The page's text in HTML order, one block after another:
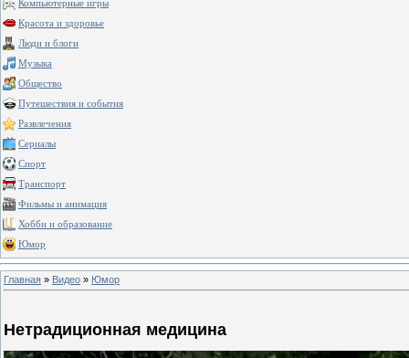
Компьютерные игры
Красота и здоровье
Люди и блоги
Музыка
Общество
Путешествия и события
Развлечения
Сериалы
Спорт
Транспорт
Фильмы и анимация
Хобби и образование
Юмор
Главная » Видео » Юмор
Нетрадиционная медицина